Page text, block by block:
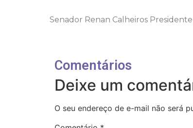
Senador Renan Calheiros
Comentários
Deixe um
O seu endereço de e-mail não será